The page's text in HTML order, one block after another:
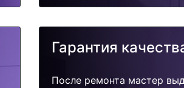
Гарантия
После ремонта мастер